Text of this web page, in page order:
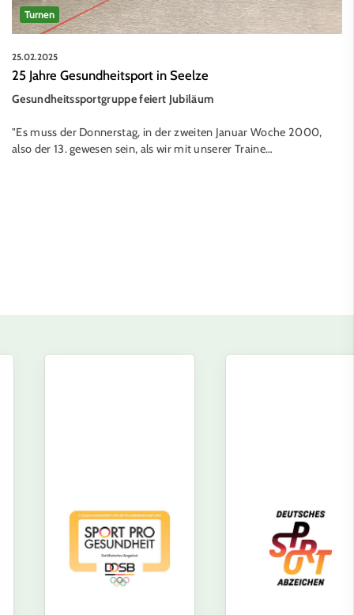
Turnen
25.02.2025
25 Jahre Gesundheitsport in Seelze
Gesundheitssportgruppe feiert Jubiläum
"Es muss der Donnerstag, in der zweiten Januar Woche 2000,
also der 13. gewesen sein, als wir mit unserer Traine…